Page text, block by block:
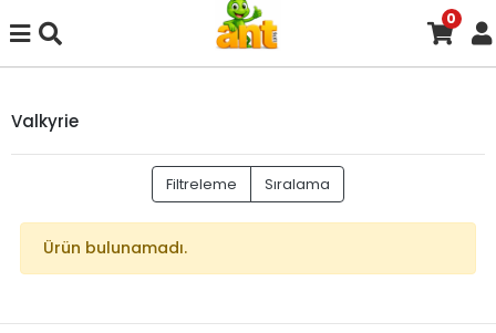
0
Valkyrie
Filtreleme Sıralama
Ürün bulunamadı.